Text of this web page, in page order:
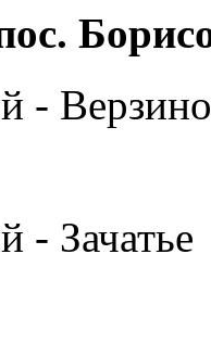
- Верзино
- Зачатье